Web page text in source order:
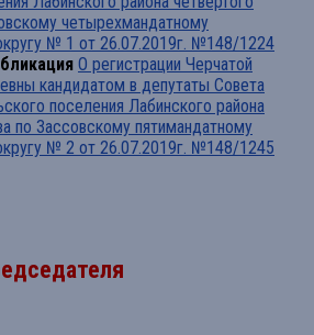
четырехмандатному
№ 1 от 26.07.2019г. №148/1224
О регистрации Черчатой
кандидатом в депутаты Совета
поселения Лабинского района
по Зассовскому пятимандатному
№ 2 от 26.07.2019г. №148/1245